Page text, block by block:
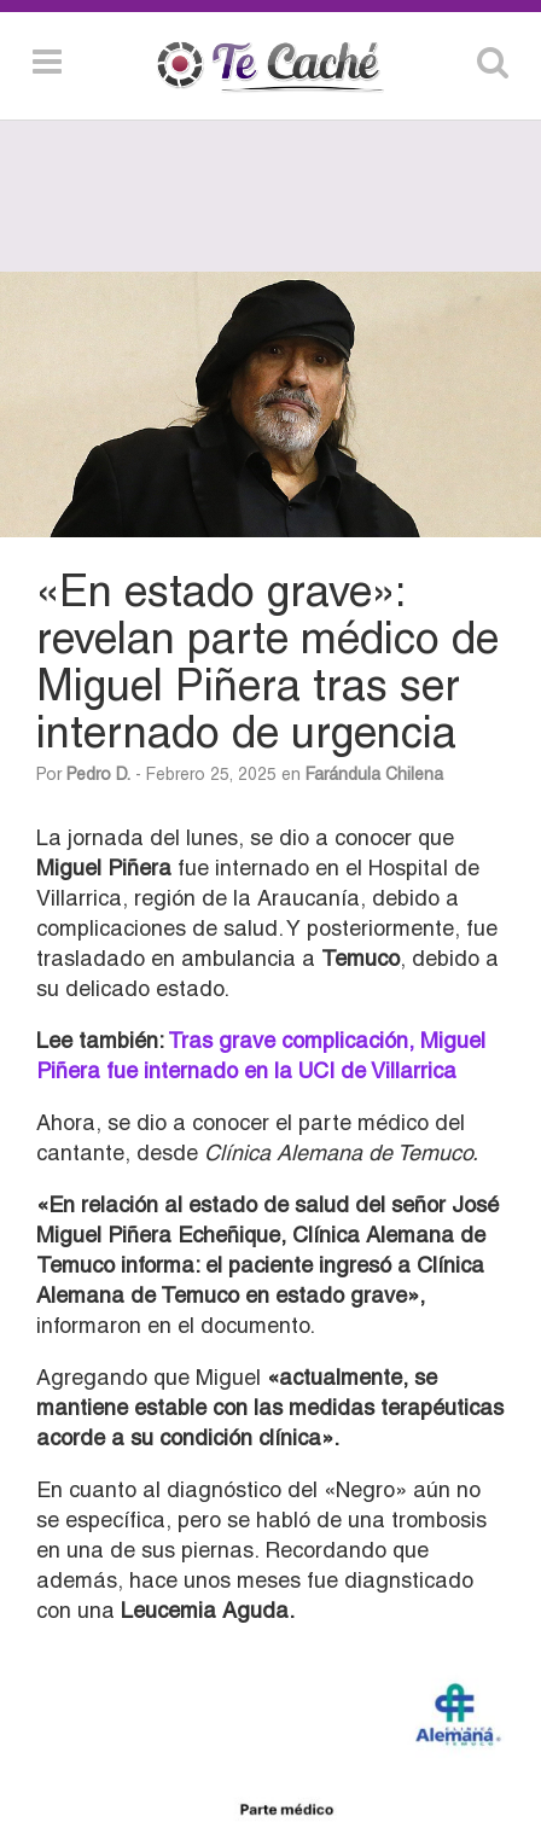
«En estado grave»:
revelan parte médico de
Miguel Piñera tras ser
internado de urgencia
Por Pedro D. - Febrero 25, 2025 en Farándula Chilena
La jornada del lunes, se dio a conocer que
Miguel Piñera fue internado en el Hospital de
Villarrica, región de la Araucanía, debido a
complicaciones de salud. Y posteriormente, fue
trasladado en ambulancia a Temuco, debido a
su delicado estado.
Lee también:Tras grave complicación, Miguel
Piñera fue internado en la UCI de Villarrica
Ahora, se dio a conocer el parte médico del
cantante, desde Clínica Alemana de Temuco.
«En relación al estado de salud del señor José
Miguel Piñera Echeñique, Clínica Alemana de
Temuco informa: el paciente ingresó a Clínica
Alemana de Temuco en estado grave»,
informaron en el documento.
Agregando que Miguel «actualmente, se
mantiene estable con las medidas terapéuticas
acorde a su condición clínica».
En cuanto al diagnóstico del «Negro» aún no
se específica, pero se habló de una trombosis
en una de sus piernas. Recordando que
además, hace unos meses fue diagnsticado
con una Leucemia Aguda.